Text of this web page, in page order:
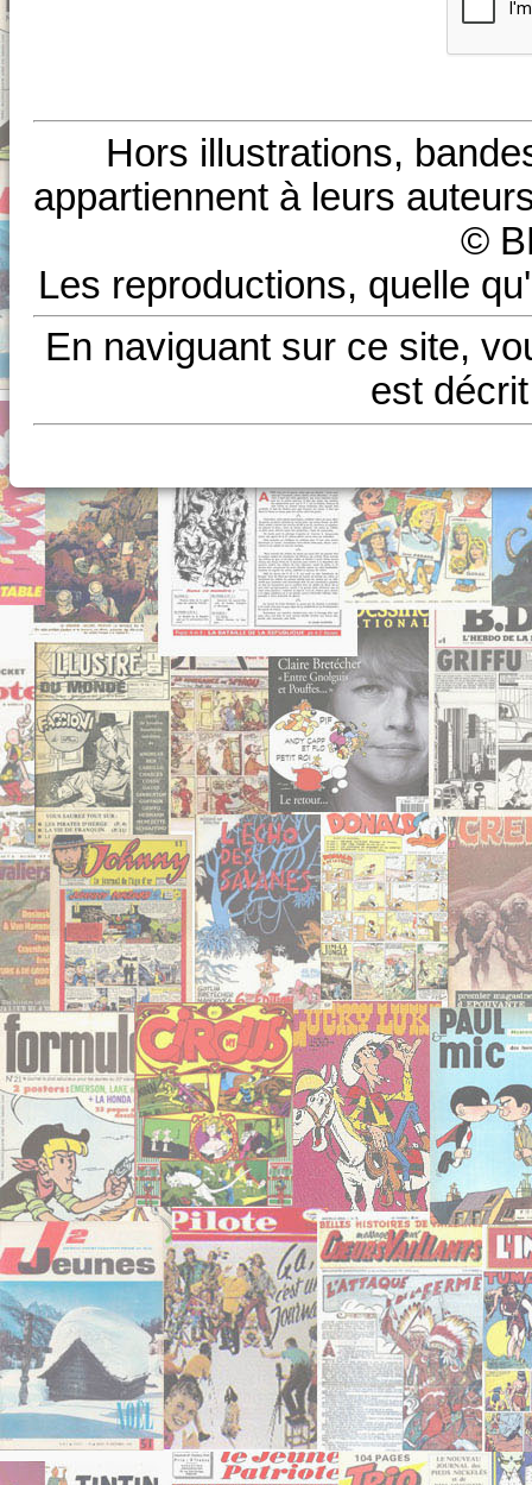
Hors illustrations,
appartiennent à leurs
©
Les reproductions, quelle
En naviguant sur ce site,
est